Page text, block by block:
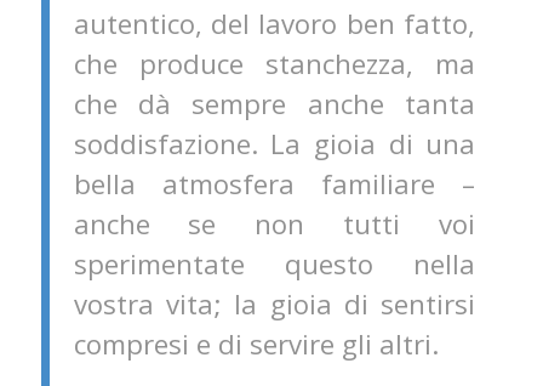
autentico, del lavoro ben fatto,
che produce stanchezza, ma
che dà sempre anche tanta
soddisfazione. La gioia di una
bella atmosfera familiare –
anche se non tutti voi
sperimentate questo nella
vostra vita; la gioia di sentirsi
compresi e di servire gli altri.